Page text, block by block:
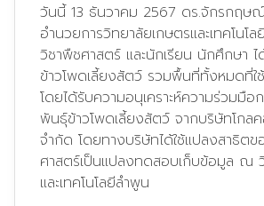
วันนี้ 13 ธันวาคม 2567 ดร.จักรกฤษ
อำนวยการวิทยาลัยเกษตรและเทคโนโ
วิชาพืชศาสตร์ และนักเรียน นักศึกษา
ข้าวโพดเลี้ยงสัตว์ รวมพื้นที่ทั้งหมดที่ใ
โดยได้รับความอนุเคราะห์ความร่วมมื
พันธุ์ข้าวโพดเลี้ยงสัตว์ จากบริษัทโกลค
จำกัด โดยทางบริษัทได้ใช้แปลงสาธิต
ศาสตร์เป็นแปลงทดสอบเก็บข้อมูล ณ
และเทคโนโลยีลำพูน